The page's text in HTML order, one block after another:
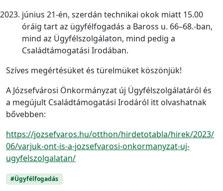
június 21-én, szerdán technikai okok miatt 15.00
óráig tart az ügyfélfogadás a Baross u. 66–68.-ban,
mind az Ügyfélszolgálaton, mind pedig a
Családtámogatási Irodában.
Szíves megértésüket és türelmüket köszönjük!
A Józsefvárosi Önkormányzat új Ügyfélszolgálatáról és
a megújult Családtámogatási Irodáról itt olvashatnak
bővebben:
https://jozsefvaros.hu/otthon/hirdetotabla/hirek/2023/
06/varjuk-ont-is-a-jozsefvarosi-onkormanyzat-uj-
ugyfelszolgalatan/
#Ügyfélfogadás